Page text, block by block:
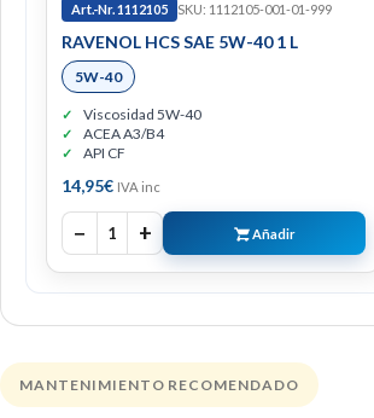
Art.-Nr. 1112105 SKU: 1112105-001-01-999
RAVENOL HCS SAE 5W-40 1 L
5W-40
Viscosidad 5W-40
ACEA A3/B4
API CF
14,95€ IVA inc
− 1 + Añadir
MANTENIMIENTO RECOMENDADO